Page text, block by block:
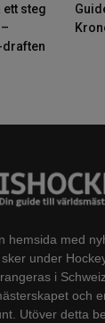
ett steg
draften
hemsida med
under
i
och
Utöver detta